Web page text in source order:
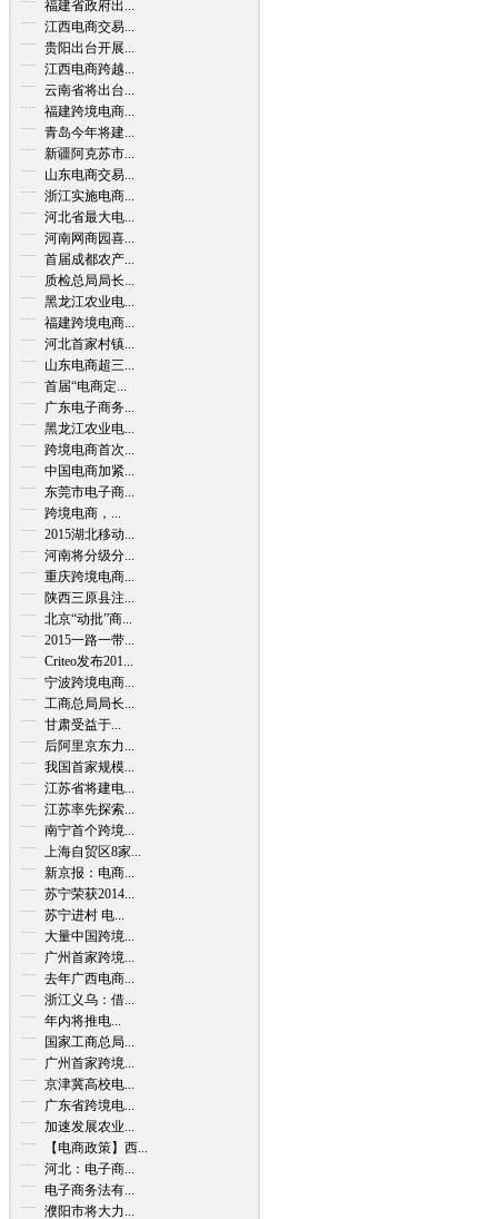
福建省政府出...
江西电商交易...
贵阳出台开展...
江西电商跨越...
云南省将出台...
福建跨境电商...
青岛今年将建...
新疆阿克苏市...
山东电商交易...
浙江实施电商...
河北省最大电...
河南网商园喜...
首届成都农产...
质检总局局长...
黑龙江农业电...
福建跨境电商...
河北首家村镇...
山东电商超三...
首届“电商定...
广东电子商务...
黑龙江农业电...
跨境电商首次...
中国电商加紧...
东莞市电子商...
跨境电商，...
2015湖北移动...
河南将分级分...
重庆跨境电商...
陕西三原县注...
北京“动批”商...
2015一路一带...
Criteo发布201...
宁波跨境电商...
工商总局局长...
甘肃受益于...
后阿里京东力...
我国首家规模...
江苏省将建电...
江苏率先探索...
南宁首个跨境...
上海自贸区8家...
新京报：电商...
苏宁荣获2014...
苏宁进村 电...
大量中国跨境...
广州首家跨境...
去年广西电商...
浙江义乌：借...
年内将推电...
国家工商总局...
广州首家跨境...
京津冀高校电...
广东省跨境电...
加速发展农业...
【电商政策】西...
河北：电子商...
电子商务法有...
濮阳市将大力...